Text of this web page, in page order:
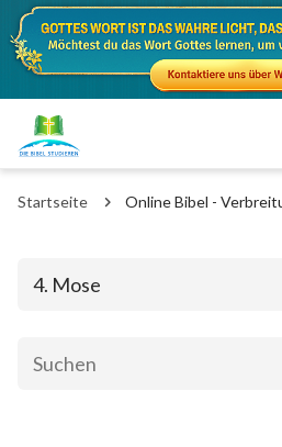
Startseite Online Bibel -
4. Mose
Das alte Testament
1. Mose 2.
5. Mose
1.Samuel